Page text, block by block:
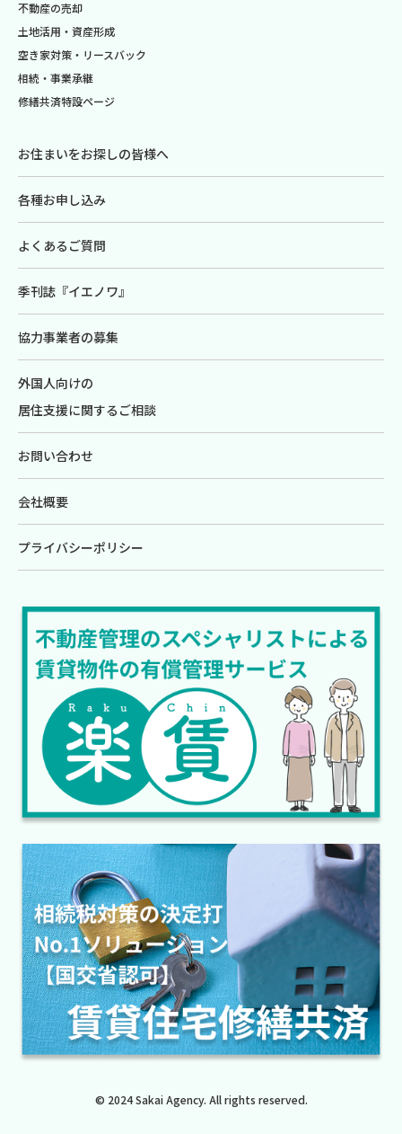
不動産の売却
土地活用・資産形成
空き家対策・リースバック
相続・事業承継
修繕共済特設ページ
お住まいをお探しの皆様へ
各種お申し込み
よくあるご質問
季刊誌『イエノワ』
協力事業者の募集
外国人向けの
居住支援に関するご相談
お問い合わせ
会社概要
プライバシーポリシー
© 2024 Sakai Agency. All rights reserved.